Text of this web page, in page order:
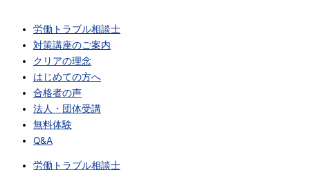
労働トラブル相談士
対策講座のご案内
クリアの理念
はじめての方へ
合格者の声
法人・団体受講
無料体験
Q&A
労働トラブル相談士